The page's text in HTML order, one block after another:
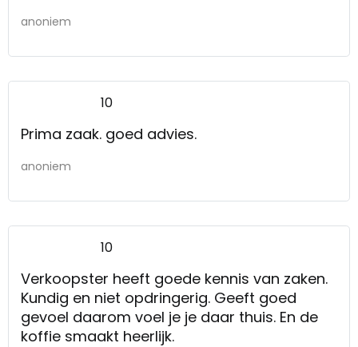
anoniem
10
Prima zaak. goed advies.
anoniem
10
Verkoopster heeft goede kennis van zaken.
Kundig en niet opdringerig. Geeft goed
gevoel daarom voel je je daar thuis. En de
koffie smaakt heerlijk.